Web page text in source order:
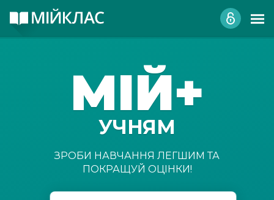
МІЙ+
УЧНЯМ
ЗРОБИ НАВЧАННЯ ЛЕГШИМ ТА
ПОКРАЩУЙ ОЦІНКИ!